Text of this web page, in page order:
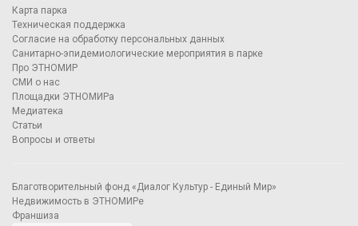
Карта парка
Техническая поддержка
Согласие на обработку персональных данных
Санитарно-эпидемиологические мероприятия в парке
Про ЭТНОМИР
СМИ о нас
Площадки ЭТНОМИРа
Медиатека
Статьи
Вопросы и ответы
Благотворительный фонд «Диалог Культур - Единый Мир»
Недвижимость в ЭТНОМИРе
Франшиза